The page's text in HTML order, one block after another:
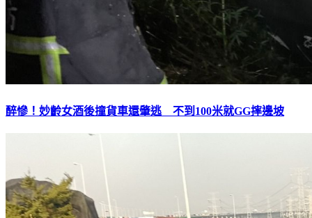
醉慘！妙齡女酒後撞貨車還肇逃 不到100米就GG摔邊坡